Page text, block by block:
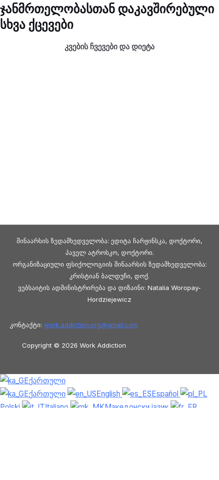
ჯანმრთელობასთან დაკავშირებული
სხვა ქცევები
კვების ჩვევები და დიეტა
შინაარსის ზედამხედველობა: ედიტა ჩარჟინსკა, დოქტორი,
პაველ ატროსკო, დოქტორი.
ორგანიზაციული ფსიქოლოგიის შინაარსის ზედამხედველობა:
კრისტიან ბალდუჩი, დოქ.
ვებსაიტის ადმინისტრირება და დიზაინი: Natalia Woropay-
Hordziejewicz
კონტაქტი: work.addiction.org@gmail.com
Copyright © 2026 Work Addiction
ქართული
ქართული
English
Español
Polski
Italiano
Македонски јазик